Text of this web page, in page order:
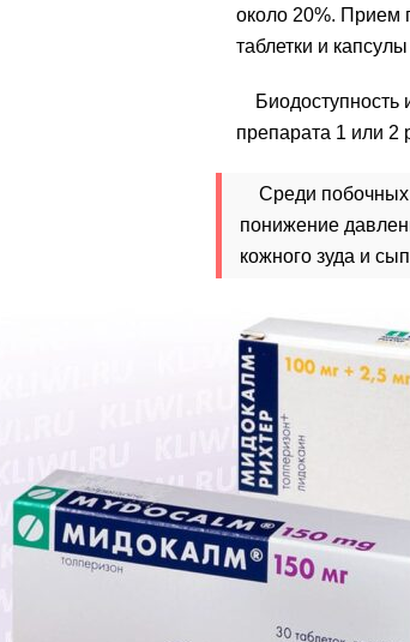
около 20%. Прием
таблетки и
препарата 1 или 2
Среди побочных
понижение
кожного зуда и